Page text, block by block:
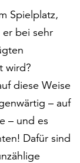
Spielplatz,
bei sehr
wird?
diese Weise
– auf
– und es
Dafür sind